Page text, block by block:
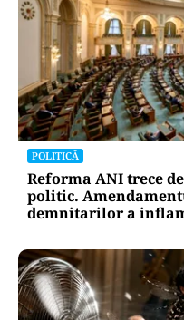
POLITICĂ
Reforma ANI trece
politic.
demnitarilor a